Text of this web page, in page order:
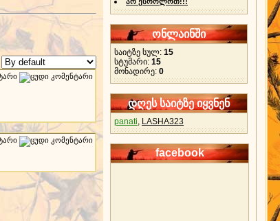
ონლაინში
საიტზე სულ: 15
სტუმარი: 15
მონადირე: 0
დღეს საიტზე იყვნენ
panati, LASHA323
facebook